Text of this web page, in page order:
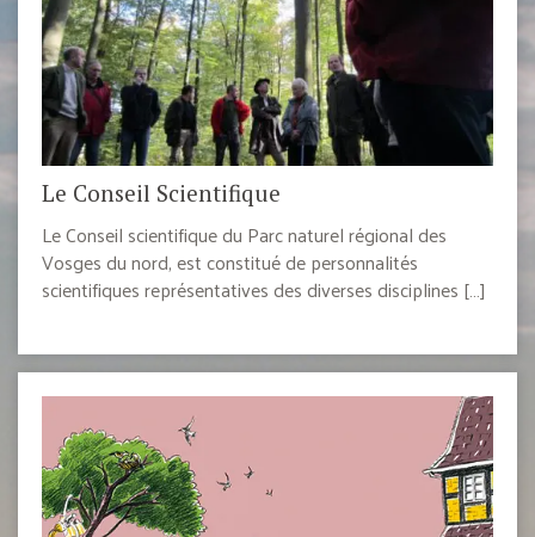
Le Conseil Scientifique
Le Conseil scientifique du Parc naturel régional des
Vosges du nord, est constitué de personnalités
scientifiques représentatives des diverses disciplines […]